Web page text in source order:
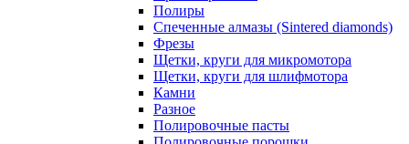
Полиры
Спеченные алмазы (Sintered diamonds)
Фрезы
Щетки, круги для микромотора
Щетки, круги для шлифмотора
Камни
Разное
Полировочные пасты